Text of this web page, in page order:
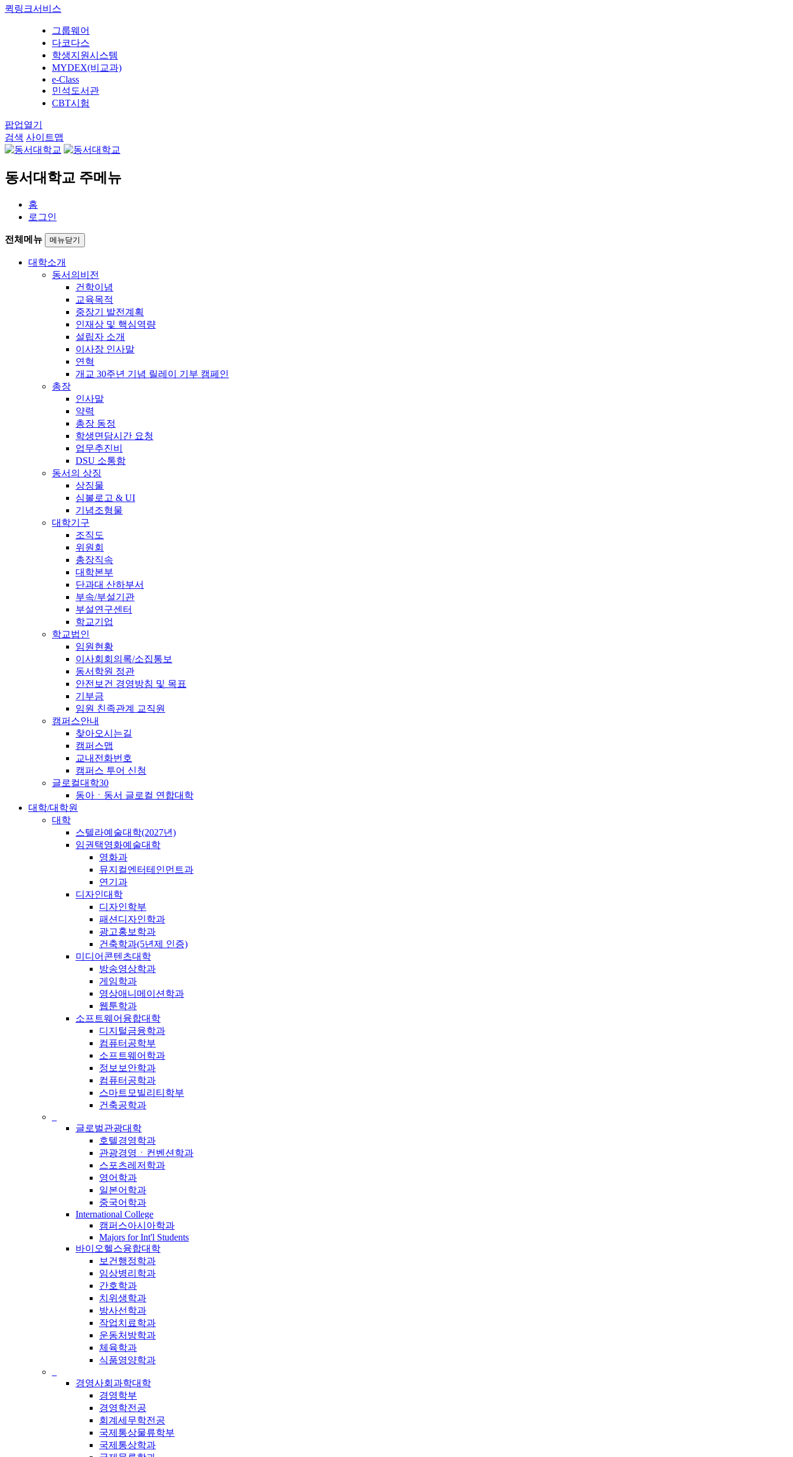
퀵링크서비스
그룹웨어
다코다스
학생지원시스템
MYDEX(비교과)
e-Class
민석도서관
CBT시험
팝업열기
검색 사이트맵
동서대학교 주메뉴
홈
로그인
전체메뉴 메뉴닫기
대학소개
동서의비전
건학이념
교육목적
중장기 발전계획
인재상 및 핵심역량
설립자 소개
이사장 인사말
연혁
개교 30주년 기념 릴레이 기부 캠페인
총장
인사말
약력
총장 동정
학생면담시간 요청
업무추진비
DSU 소통함
동서의 상징
상징물
심볼로고 & UI
기념조형물
대학기구
조직도
위원회
총장직속
대학본부
단과대 산하부서
부속/부설기관
부설연구센터
학교기업
학교법인
임원현황
이사회회의록/소집통보
동서학원 정관
안전보건 경영방침 및 목표
기부금
임원 친족관계 교직원
캠퍼스안내
찾아오시는길
캠퍼스맵
교내전화번호
캠퍼스 투어 신청
글로컬대학30
동아ㆍ동서 글로컬 연합대학
대학/대학원
대학
스텔라예술대학(2027년)
임권택영화예술대학
영화과
뮤지컬엔터테인먼트과
연기과
디자인대학
디자인학부
패션디자인학과
광고홍보학과
건축학과(5년제 인증)
미디어콘텐츠대학
방송영상학과
게임학과
영상애니메이션학과
웹툰학과
소프트웨어융합대학
디지털금융학과
컴퓨터공학부
소프트웨어학과
정보보안학과
컴퓨터공학과
스마트모빌리티학부
건축공학과
글로벌관광대학
호텔경영학과
관광경영ㆍ컨벤션학과
스포츠레저학과
영어학과
일본어학과
중국어학과
International College
캠퍼스아시아학과
Majors for Int'l Students
바이오헬스융합대학
보건행정학과
임상병리학과
간호학과
치위생학과
방사선학과
작업치료학과
운동처방학과
체육학과
식품영양학과
경영사회과학대학
경영학부
경영학전공
회계세무학전공
국제통상물류학부
국제통상학과